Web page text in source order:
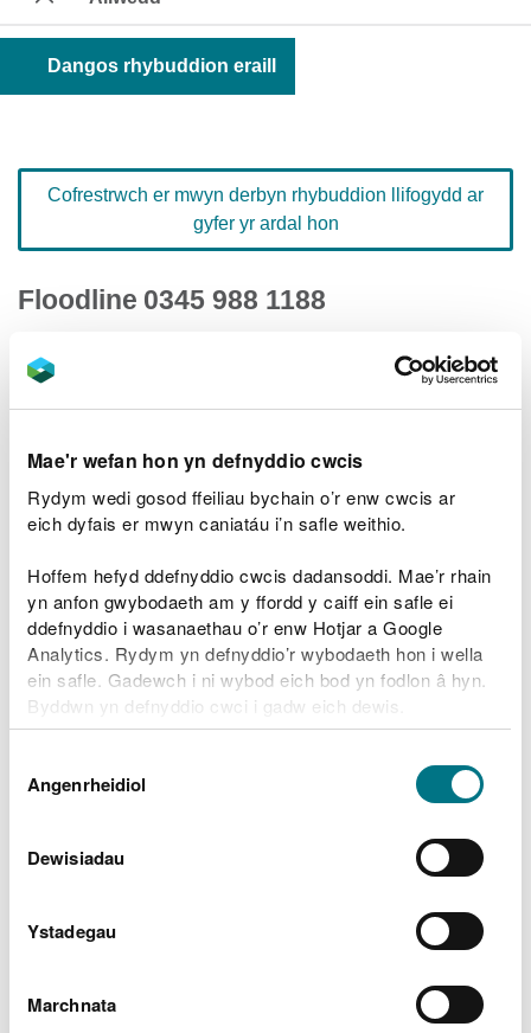
Mae'r wefan hon yn defnyddio cwcis
Rydym wedi gosod ffeiliau bychain o’r enw cwcis ar
eich dyfais er mwyn caniatáu i’n safle weithio.
Hoffem hefyd ddefnyddio cwcis dadansoddi. Mae’r rhain
yn anfon gwybodaeth am y ffordd y caiff ein safle ei
ddefnyddio i wasanaethau o’r enw Hotjar a Google
Analytics. Rydym yn defnyddio’r wybodaeth hon i wella
ein safle. Gadewch i ni wybod eich bod yn fodlon â hyn.
Byddwn yn defnyddio cwci i gadw eich dewis.
Caniatâd
Angenrheidiol
Dewisiadau
Ystadegau
Marchnata
Dangos rhybuddion eraill
Cofrestrwch er mwyn derbyn rhybuddion llifogydd ar
gyfer yr ardal hon
Floodline 0345 988 1188
Hafan Rhybuddion Llifogydd
Ardaloedd llifogydd perthnasol
Statws blaenorol
Beth ddylech chi wneud cyn,
yn ystod ac ar ôl llifogydd
gyfer llifogydd
Gwirio beth yw’r wybodaeth ddiweddaraf am